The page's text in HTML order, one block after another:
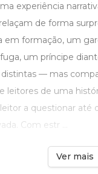
experiência
de forma
em formação, um
um príncipe
— mas
leitores de uma
a questionar até
Com estr ...
Ver mais